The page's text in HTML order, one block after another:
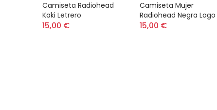
Camiseta Radiohead
Kaki Letrero
15,00 €
Camiseta Mujer
Radiohead Negra Logo
15,00 €